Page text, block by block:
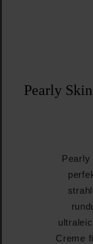
Pearly
Pearly
Creme